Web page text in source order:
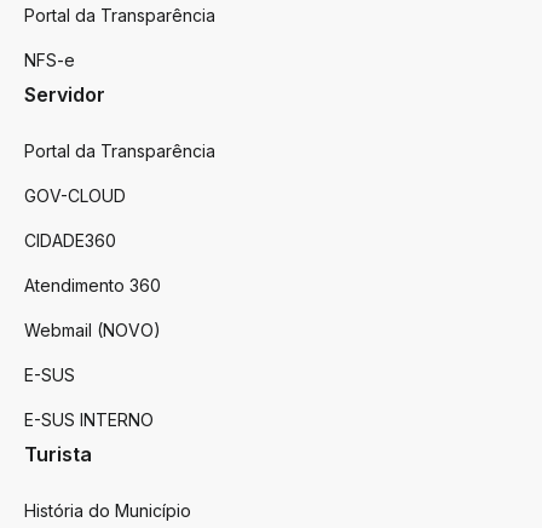
Portal da Transparência
NFS-e
Servidor
Portal da Transparência
GOV-CLOUD
CIDADE360
Atendimento 360
Webmail (NOVO)
E-SUS
E-SUS INTERNO
Turista
História do Município